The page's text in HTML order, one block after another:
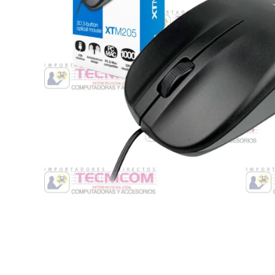
Monitores y TV
Suministros de Impresión
Punto de Venta
Accesorios y Periféricos
Protección Eléctrica
Software